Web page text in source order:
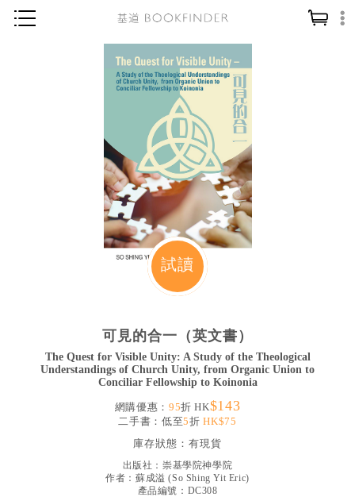
神學／教義
讀經／研經
信仰入門
教會歷史
靈修／禱告
信徒生活
哲學／宗教比較
見證／傳記
文藝／勵志
試讀
可見的合一（英文書）
The Quest for Visible Unity: A Study of the Theological
Understandings of Church Unity, from Organic Union to
Conciliar Fellowship to Koinonia
網購優惠： 95折 HK$143
二手書：低至5折HK$75
庫存狀態： 有現貨
出版社：崇基學院神學院
作者： 蘇成溢 (So Shing Yit Eric)
產品編號：DC308